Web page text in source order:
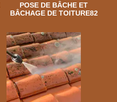
POSE DE BÂCHE ET
BÂCHAGE DE TOITURE82